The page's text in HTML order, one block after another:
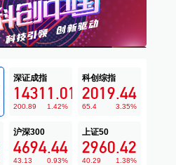
深证成指
14311.01
200.89 1.42%
科创综指
2019.44
65.4 3.35%
沪深300
4694.44
43.13 0.93%
上证50
2960.42
40.29 1.38%